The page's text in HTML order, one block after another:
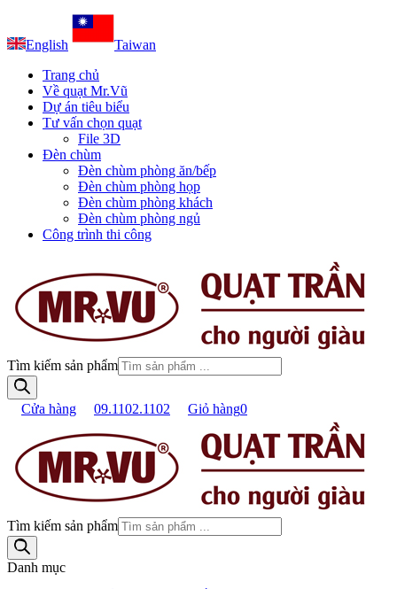
English
Taiwan
Trang chủ
Về quạt Mr.Vũ
Dự án tiêu biểu
Tư vấn chọn quạt
File 3D
Đèn chùm
Đèn chùm phòng ăn/bếp
Đèn chùm phòng họp
Đèn chùm phòng khách
Đèn chùm phòng ngủ
Công trình thi công
Tìm kiếm sản phẩm
Cửa hàng 09.1102.1102 Giỏ hàng0
Tìm kiếm sản phẩm
Danh mục